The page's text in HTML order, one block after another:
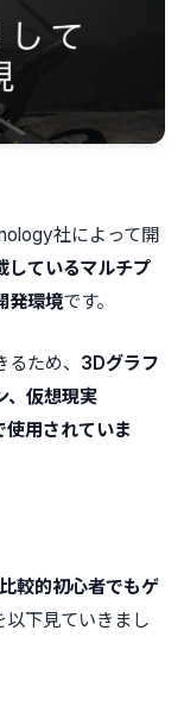
社によって開
しているマルチプ
発環境です。
ため、 3Dグラフ
、仮想現実
使用されていま
比較的初心者でもゲ
以下見ていきまし